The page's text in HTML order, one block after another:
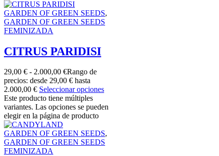
GARDEN OF GREEN SEEDS,
GARDEN OF GREEN SEEDS
FEMINIZADA
CITRUS PARIDISI
29,00 € - 2.000,00 €Rango de
precios: desde 29,00 € hasta
2.000,00 € Seleccionar opciones
Este producto tiene múltiples
variantes. Las opciones se pueden
elegir en la página de producto
GARDEN OF GREEN SEEDS,
GARDEN OF GREEN SEEDS
FEMINIZADA